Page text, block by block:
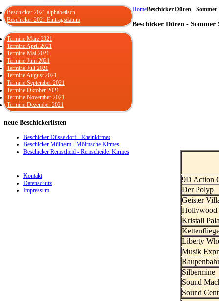
HomeBeschicker Düren - Sommer
Beschicker Düren - Sommer
9D Action
Der Polyp
Geister
Hollywood
Kristall
Liberty
Musik
Silbermine
Sound
Sound
Beschicker 2021 alphabetisch
Beschicker 2021 Eintragsdatum
Termine März 2021
Termine April 2021
Termine Mai 2021
Termine Juni 2021
Termine Juli 2021
Termine August 2021
Termine September 2021
Termine Oktober 2021
Termine November 2021
Termine Dezember 2021
neue Beschickerlisten
Beschicker Düsseldorf - Rheinkirmes
Beschicker Mülheim - Mölmsche Kirmes
Beschicker Remscheid - Remscheider Kirmes
Kontakt
Datenschutz
Impressum